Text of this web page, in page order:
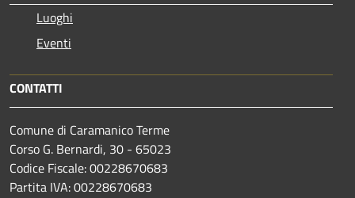
Luoghi
Eventi
CONTATTI
Comune di Caramanico Terme
Corso G. Bernardi, 30 - 65023
Codice Fiscale: 00228670683
Partita IVA: 00228670683